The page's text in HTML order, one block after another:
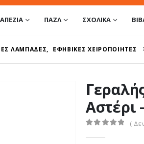
ΠΑΖΛ ΣΧΟΛΙΚΆ
ΛΑΜΠΆΔΕΣ, ΕΦΗΒΙΚΈΣ ΧΕΙΡΟΠΟΊΗΤΕΣ
Αστέρι
(